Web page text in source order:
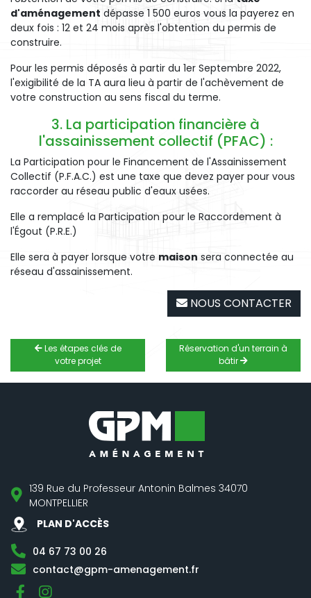
d'aménagement dépasse 1 500 euros vous la payerez en
deux fois : 12 et 24 mois après l'obtention du permis de
construire.
Pour les permis déposés à partir du 1er Septembre 2022,
l'exigibilité de la TA aura lieu à partir de l'achèvement de
votre construction au sens fiscal du terme.
3. La participation financière à
l'assainissement collectif (PFAC) :
La Participation pour le Financement de l'Assainissement
Collectif (P.F.A.C.) est une taxe que devez payer pour vous
raccorder au réseau public d'eaux usées.
Elle a remplacé la Participation pour le Raccordement à
l'Égout (P.R.E.)
Elle sera à payer lorsque votre maison sera connectée au
réseau d'assainissement.
NOUS CONTACTER
Les étapes clés de
votre projet
Réservation d'un terrain à
bâtir
139 Rue du Professeur Antonin Balmes 34070
MONTPELLIER
PLAN D'ACCÈS
04 67 73 00 26
contact@gpm-amenagement.fr
FacebookInstagram